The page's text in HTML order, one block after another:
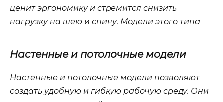
ценит эргономику и стремится снизить
нагрузку на шею и спину. Модели этого типа
Настенные и потолочные модели
Настенные и потолочные модели позволяют
создать удобную и гибкую рабочую среду. Они